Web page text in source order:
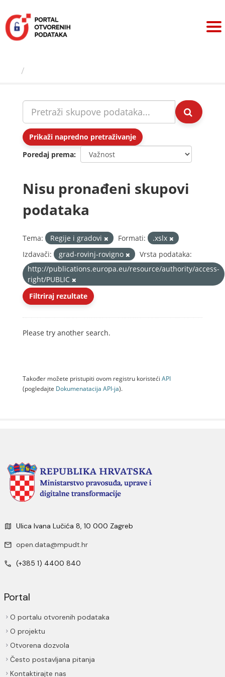
sadržaj
Prikaži napredno pretraživanje
Poredaj prema
Nisu pronađeni skupovi
podataka
Tema: Regije i gradovi Formati:
.xslx
Izdavači:
grad-rovinj-rovigno
Vrsta podataka:
http://publications.europa.eu/resource/authority/access-
right/PUBLIC
Filtriraj rezultate
Please try another search.
Također možete pristupiti ovom registru koristeći API
(pogledajte Dokumenаtаcijа API-jа).